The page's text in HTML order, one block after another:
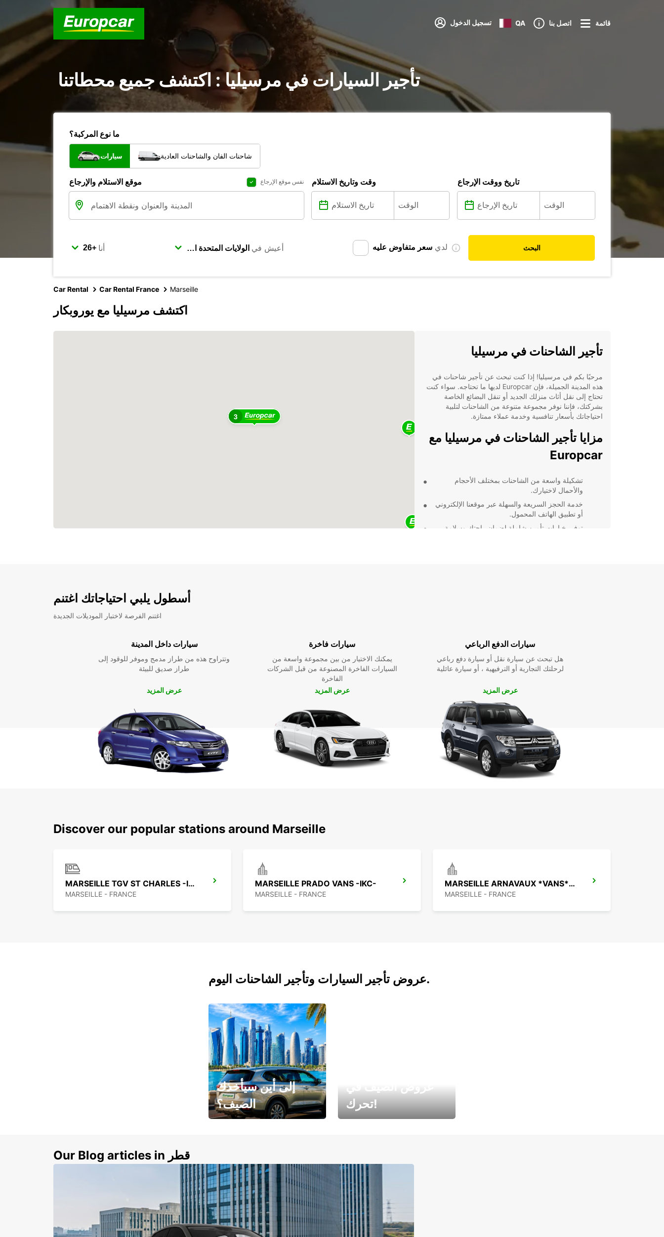
تسجيل الدخول QA اتصل بنا قائمة
تأجير السيارات في مرسيليا : اكتشف جميع محطاتنا
ما نوع المركبة؟
سيارات شاحنات الفان والشاحنات العادية
موقع الاستلام والإرجاع نفس موقع الإرجاع وقت وتاريخ الاستلام تاريخ ووقت الإرجاع
أنا أعيش في لدي سعر متفاوض عليه البحث
Car Rental Car Rental France Marseille
اكتشف مرسيليا مع يوروبكار
3
تأجير الشاحنات في مرسيليا
مرحبًا بكم في مرسيليا! إذا كنت تبحث عن تأجير شاحنات في
هذه المدينة الجميلة، فإن Europcar لديها ما تحتاجه. سواء كنت
تحتاج إلى نقل أثاث منزلك الجديد أو تنقل البضائع الخاصة
بشركتك، فإننا نوفر مجموعة متنوعة من الشاحنات لتلبية
احتياجاتك بأسعار تنافسية وخدمة عملاء ممتازة.
مزايا تأجير الشاحنات في مرسيليا مع
Europcar
تشكيلة واسعة من الشاحنات بمختلف الأحجام
والأحمال لاختيارك.
خدمة الحجز السريعة والسهلة عبر موقعنا الإلكتروني
أو تطبيق الهاتف المحمول.
توفير خيارات تأمين شاملة لضمان راحتك وسلامة
أسطول يلبي احتياجاتك اغتنم
اغتنم الفرصة لاختبار الموديلات الجديدة
سيارات داخل المدينة
وتتراوح هذه من طراز مدمج وموفر للوقود إلى
طراز صديق للبيئة
عرض المزيد
سيارات فاخرة
يمكنك الاختيار من بين مجموعة واسعة من
السيارات الفاخرة المصنوعة من قبل الشركات
الفاخرة
عرض المزيد
سيارات الدفع الرباعي
هل تبحث عن سيارة نقل أو سيارة دفع رباعي
لرحلتك التجارية أو الترفيهية ، أو سيارة عائلية
عرض المزيد
Discover our popular stations around Marseille
MARSEILLE TGV ST CHARLES -IKC-*RY*
MARSEILLE - FRANCE
MARSEILLE PRADO VANS -IKC-
MARSEILLE - FRANCE
MARSEILLE ARNAVAUX *VANS*-IKC-
MARSEILLE - FRANCE
عروض تأجير السيارات وتأجير الشاحنات اليوم.
إلى أين سيأخذك
الصيف؟
تحرك!
Our Blog articles in قطر